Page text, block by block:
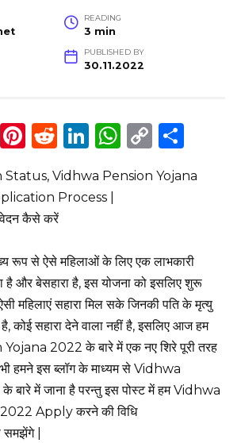
READING
3 min
PUBLISHED BY
30.11.2022
E
Pi
te
re
R
d
di
Li
k
e
n
W
a
p
p
C
p
n
k
ar
Vidhwa Pension Yojana
Process |
कैसे करें
रूप से ऐसे महिलाओं के लिए एक लाभकारी
है और बेसहारा है, इस योजना को इसलिए शुरू
महिलाएं सहारा मिल सके जिनकी पति के मृत्यु
कोई सहारा देने वाला नहीं है, इसलिए आज हम
2022 के बारे में एक नए शिरे पूरी तरह
हमने इस ब्लॉग के माध्यम से Vidhwa
में जाना है परन्तु इस पोस्ट में हम Vidhwa
Apply करने की विधि
समझेंगे |